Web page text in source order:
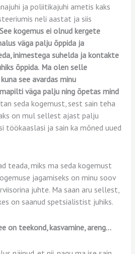
ja poliitikajuhi ametis kaks
neli aastat ja siis
See kogemus ei olnud kergete
väga palju õppida ja
inimestega suhelda ja kontakte
õppida. Ma olen selle
see avardas minu
väga palju ning õpetas mind
seda kogemust, sest sain teha
on mul sellest ajast palju
töökaaslasi ja sain ka mõned uued
teada, miks ma seda kogemust
jagamiseks on minu soov
juhte. Ma saan aru sellest,
on saanud spetsialistist juhiks.
on teekond, kasvamine, areng…